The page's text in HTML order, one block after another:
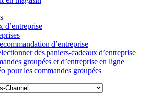
d’entreprise
des paniers-cadeaux d’entreprise
groupées et d’entreprise en ligne
pour les commandes groupées